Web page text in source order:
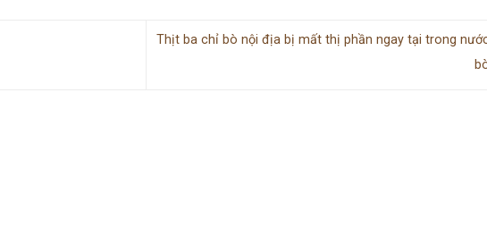
Thịt ba chỉ bò nội địa bị mất thị phần ngay tại trong